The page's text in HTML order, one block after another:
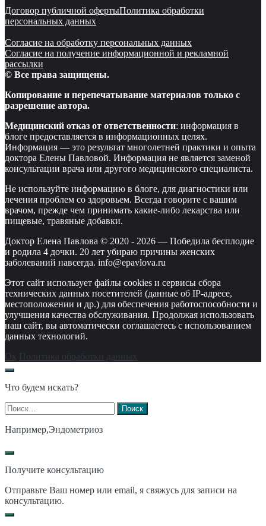
Договор публичной офертыПолитика обработки
персональных данных
Согласие на обработку персональных данных
Согласие на получение информационной и рекламной
рассылки
© Все права защищены.
Копирование и перепечатывание материалов только с
разрешение автора.
Медицинский отказ от ответственности: информация в
блоге предоставляется в информационных целях.
Информация — это результат многолетней практики и опыта
доктора Елены Павловой. Информация не является заменой
консультации врача или другого медицинского специалиста.
Не используйте информацию в блоге, для диагностики или
лечения проблем со здоровьем. Всегда говорите с вашим
врачом, прежде чем принимать какие-либо лекарства или
пищевые, травяные добавки.
Доктор Елена Павлова © 2020 - 2026 — Победила бесплодие
и родила 4 дочки. 20 лет убираю причины женских
заболеваний навсегда. info@epavlova.ru
Этот сайт использует файлы cookies и сервисы сбора
технических данных посетителей (данные об IP-адресе,
местоположении и др.) для обеспечения работоспособности и
улучшения качества обслуживания. Продолжая использовать
наш сайт, вы автоматически соглашаетесь с использованием
данных технологий.
Ок Политика обработки данных
Что будем искать?
Найти:
Например,Эндометриоз
Получите консультацию
Отправьте Ваш номер или email, я свяжусь для записи на
консультацию.